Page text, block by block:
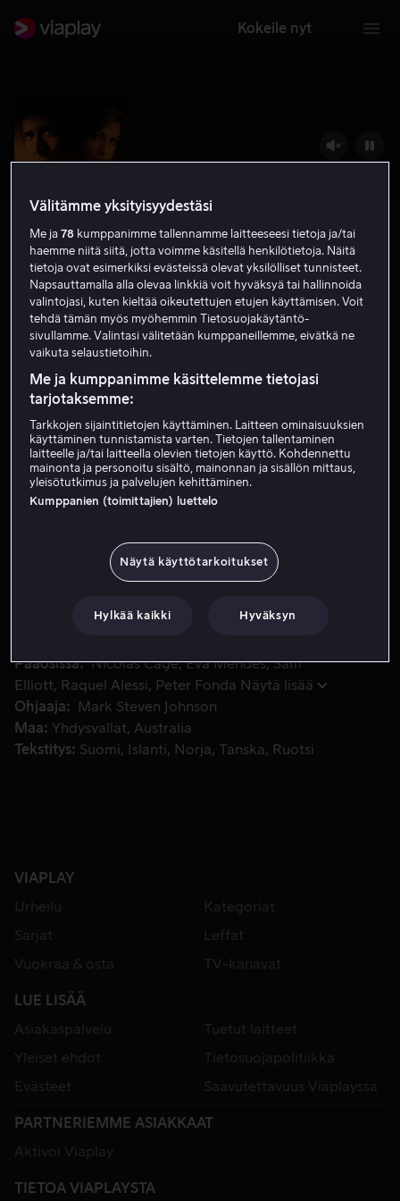
Kokeile nyt
Aaveajaja
5.3 Jännitys Toiminta
HD
Vuokraa 3,99 €
Osta 10,99 €
Katso traileri
Johnny Blaze on surmanajaja, joka myy sielunsa
Johnny Blaze on surmanajaja, joka myy sielunsa
Pääosissa Nicolas Cage Eva Mendes Sam
Elliott
Raquel Alessi Peter Fonda Näytä lisää
Ohjaaja
Mark Steven Johnson
Maa
Yhdysvallat
Australia
Tekstitys
Suomi Islanti Norja Tanska Ruotsi
VIAPLAY
Urheilu
Kategoriat
Sarjat
Leffat
Vuokraa & osta
TV-kanavat
LUE LISÄÄ
Asiakaspalvelu
Tuetut laitteet
Yleiset ehdot
Tietosuojapolitiikka
Evästeet
Saavutettavuus Viaplayssa
PARTNERIEMME ASIAKKAAT
Aktivoi Viaplay
TIETOA VIAPLAYSTA
Välitämme yksityisyydestäsi
Me ja78 kumppanimme tallennamme laitteeseesi tietoja ja/tai
haemme niitä siitä, jotta voimme käsitellä henkilötietoja. Näitä
tietoja ovat esimerkiksi evästeissä olevat yksilölliset tunnisteet.
Napsauttamalla alla olevaa linkkiä voit hyväksyä tai hallinnoida
valintojasi, kuten kieltää oikeutettujen etujen käyttämisen. Voit
tehdä tämän myös myöhemmin Tietosuojakäytäntö-
sivullamme. Valintasi välitetään kumppaneillemme, eivätkä ne
vaikuta selaustietoihin.
Me ja kumppanimme käsittelemme tietojasi
tarjotaksemme:
Tarkkojen sijaintitietojen käyttäminen. Laitteen ominaisuuksien
käyttäminen tunnistamista varten. Tietojen tallentaminen
laitteelle ja/tai laitteella olevien tietojen käyttö. Kohdennettu
mainonta ja personoitu sisältö, mainonnan ja sisällön mittaus,
yleisötutkimus ja palvelujen kehittäminen.
Kumppanien (toimittajien) luettelo
Näytä käyttötarkoitukset
Hylkää kaikki Hyväksyn